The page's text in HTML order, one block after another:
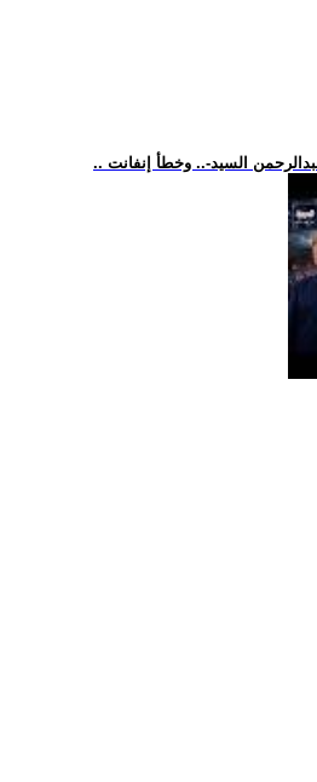
السيد-.. وخطأ إنفانت